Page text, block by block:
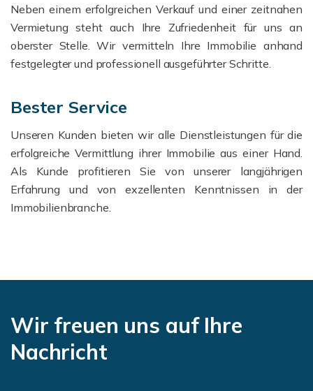
Neben einem erfolgreichen Verkauf und einer zeitnahen
Vermietung steht auch Ihre Zufriedenheit für uns an
oberster Stelle. Wir vermitteln Ihre Immobilie anhand
festgelegter und professionell ausgeführter Schritte.
Bester Service
Unseren Kunden bieten wir alle Dienstleistungen für die
erfolgreiche Vermittlung ihrer Immobilie aus einer Hand.
Als Kunde profitieren Sie von unserer langjährigen
Erfahrung und von exzellenten Kenntnissen in der
Immobilienbranche.
Wir freuen uns auf Ihre
Nachricht